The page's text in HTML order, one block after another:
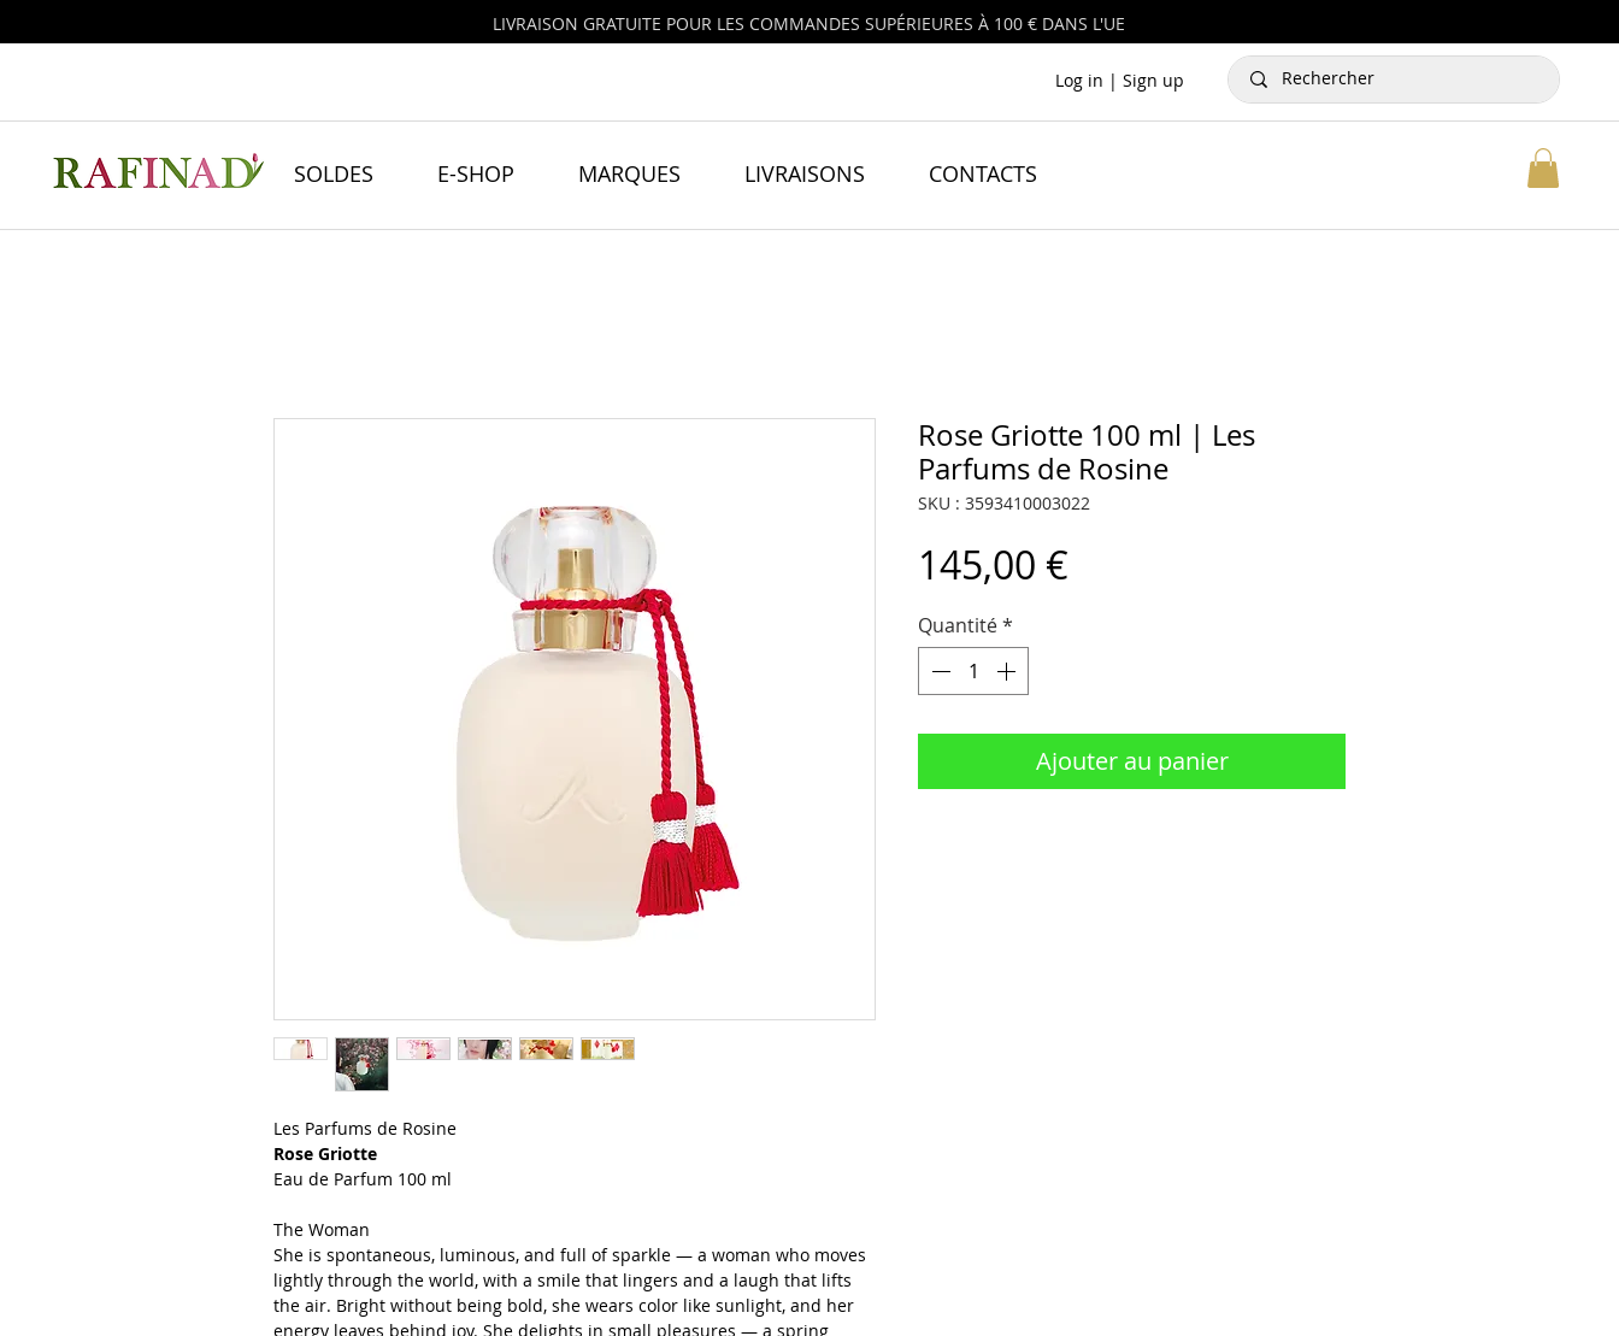
LIVRAISON GRATUITE POUR LES COMMANDES SUPÉRIEURES À 100 € DANS L'UE
Log in | Sign up
SOLDES E-SHOP MARQUES LIVRAISONS CONTACTS
Les Parfums de Rosine
Rose Griotte
Eau de Parfum 100 ml
The Woman
She is spontaneous, luminous, and full of sparkle — a woman who moves
lightly through the world, with a smile that lingers and a laugh that lifts
the air. Bright without being bold, she wears color like sunlight, and her
energy leaves behind joy. She delights in small pleasures — a spring
Rose Griotte 100 ml | Les
Parfums de Rosine
SKU : 3593410003022
145,00 €
Quantité*
Ajouter au panier